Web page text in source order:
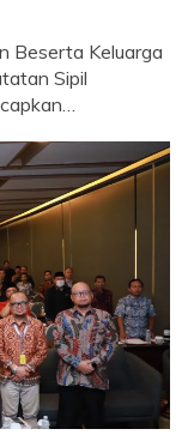
Beserta Keluarga
Sipil